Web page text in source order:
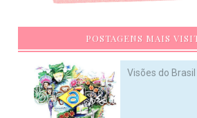
POSTAGENS MAIS
Visões do Brasil